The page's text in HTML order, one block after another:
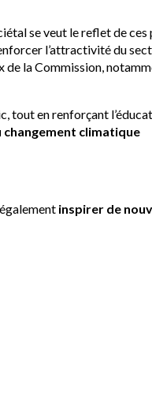
se veut le reflet de
l’attractivité du
la Commission,
tout en renforçant
climatique
inspirer de